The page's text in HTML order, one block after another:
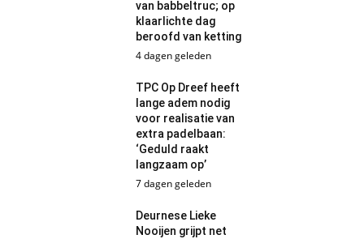
van babbeltruc; op
klaarlichte dag
beroofd van ketting
4 dagen geleden
TPC Op Dreef heeft
lange adem nodig
voor realisatie van
extra padelbaan:
‘Geduld raakt
langzaam op’
7 dagen geleden
Deurnese Lieke
Nooijen grijpt net